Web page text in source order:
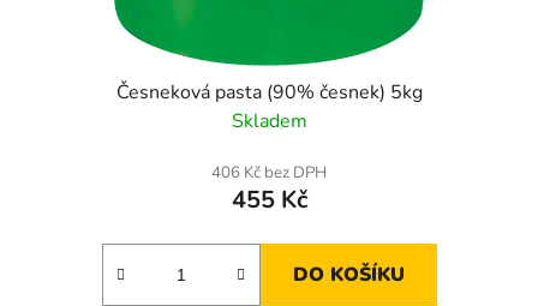
Česneková pasta (90% česnek) 5kg
Skladem
406 Kč bez DPH
455 Kč
DO KOŠÍKU